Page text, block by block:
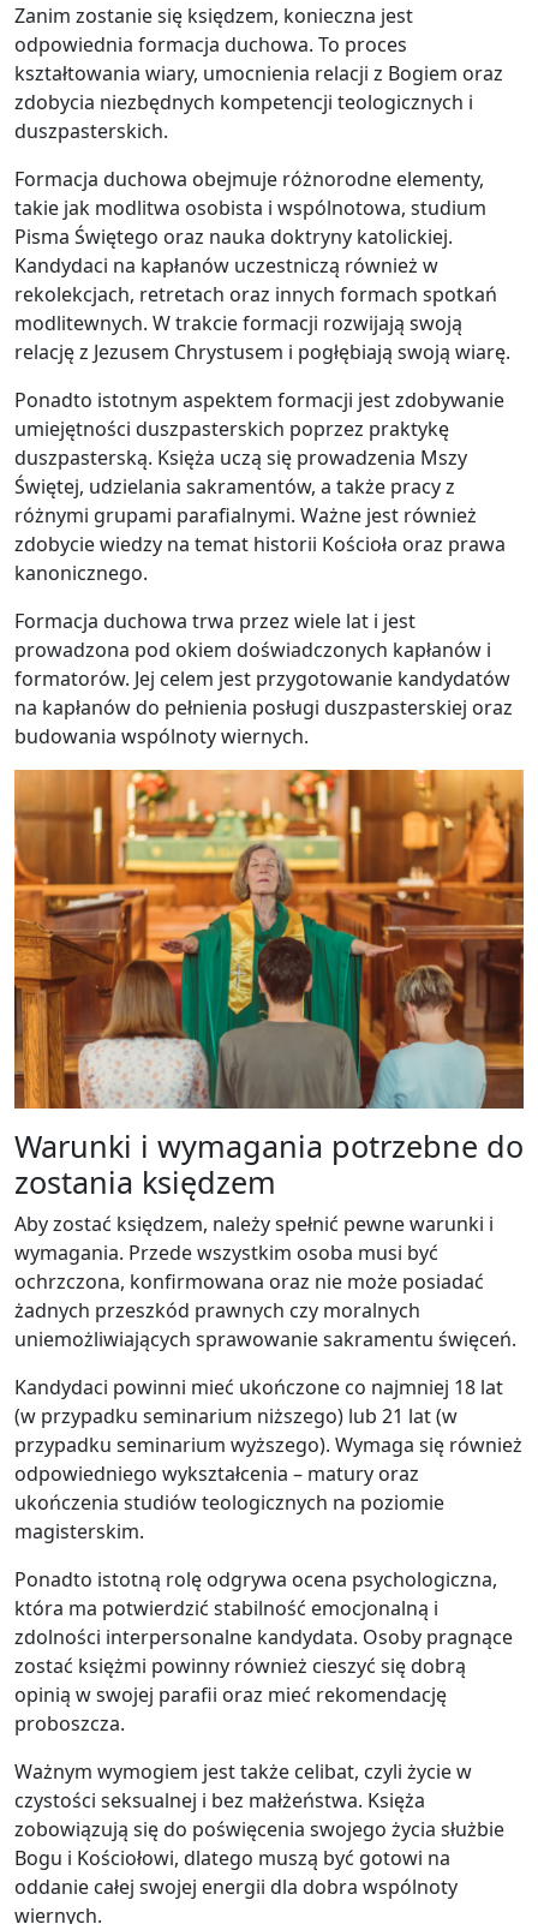
Zanim zostanie się księdzem, konieczna jest
odpowiednia formacja duchowa. To proces
kształtowania wiary, umocnienia relacji z Bogiem oraz
zdobycia niezbędnych kompetencji teologicznych i
duszpasterskich.
Formacja duchowa obejmuje różnorodne elementy,
takie jak modlitwa osobista i wspólnotowa, studium
Pisma Świętego oraz nauka doktryny katolickiej.
Kandydaci na kapłanów uczestniczą również w
rekolekcjach, retretach oraz innych formach spotkań
modlitewnych. W trakcie formacji rozwijają swoją
relację z Jezusem Chrystusem i pogłębiają swoją wiarę.
Ponadto istotnym aspektem formacji jest zdobywanie
umiejętności duszpasterskich poprzez praktykę
duszpasterską. Księża uczą się prowadzenia Mszy
Świętej, udzielania sakramentów, a także pracy z
różnymi grupami parafialnymi. Ważne jest również
zdobycie wiedzy na temat historii Kościoła oraz prawa
kanonicznego.
Formacja duchowa trwa przez wiele lat i jest
prowadzona pod okiem doświadczonych kapłanów i
formatorów. Jej celem jest przygotowanie kandydatów
na kapłanów do pełnienia posługi duszpasterskiej oraz
budowania wspólnoty wiernych.
Warunki i wymagania potrzebne do
zostania księdzem
Aby zostać księdzem, należy spełnić pewne warunki i
wymagania. Przede wszystkim osoba musi być
ochrzczona, konfirmowana oraz nie może posiadać
żadnych przeszkód prawnych czy moralnych
uniemożliwiających sprawowanie sakramentu święceń.
Kandydaci powinni mieć ukończone co najmniej 18 lat
(w przypadku seminarium niższego) lub 21 lat (w
przypadku seminarium wyższego). Wymaga się również
odpowiedniego wykształcenia – matury oraz
ukończenia studiów teologicznych na poziomie
magisterskim.
Ponadto istotną rolę odgrywa ocena psychologiczna,
która ma potwierdzić stabilność emocjonalną i
zdolności interpersonalne kandydata. Osoby pragnące
zostać księżmi powinny również cieszyć się dobrą
opinią w swojej parafii oraz mieć rekomendację
proboszcza.
Ważnym wymogiem jest także celibat, czyli życie w
czystości seksualnej i bez małżeństwa. Księża
zobowiązują się do poświęcenia swojego życia służbie
Bogu i Kościołowi, dlatego muszą być gotowi na
oddanie całej swojej energii dla dobra wspólnoty
wiernych.